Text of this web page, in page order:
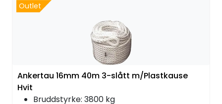
Outlet
Ankertau 16mm 40m 3-slått m/Plastkause
Hvit
Bruddstyrke: 3800 kg